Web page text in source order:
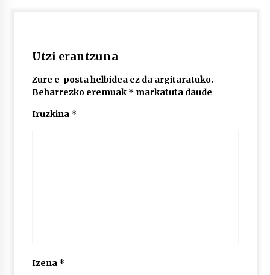
2026/07/02
Utzi erantzuna
Zure e-posta helbidea ez da argitaratuko.
Beharrezko eremuak * markatuta daude
Iruzkina *
Izena *